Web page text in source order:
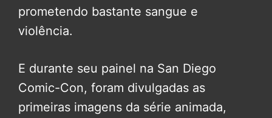
prometendo bastante sangue e
violência.
E durante seu painel na San Diego
Comic-Con, foram divulgadas as
primeiras imagens da série animada,